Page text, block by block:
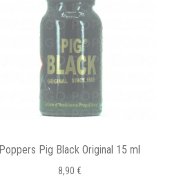
Poppers Pig Black Original 15 ml
8,90 €